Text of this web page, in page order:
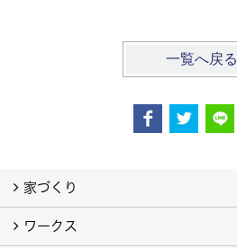
一覧へ戻る
家づくり
わたしたちの想い
地震や火災に強い家
家族一緒に幸せ、ひとりでも幸せ
しあわせ住まいLABO
ワークス